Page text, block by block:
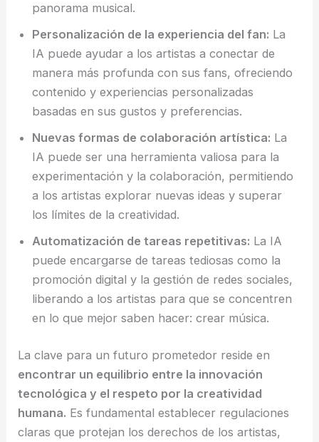
panorama musical.
Personalización de la experiencia del fan: La
IA puede ayudar a los artistas a conectar de
manera más profunda con sus fans, ofreciendo
contenido y experiencias personalizadas
basadas en sus gustos y preferencias.
Nuevas formas de colaboración artística: La
IA puede ser una herramienta valiosa para la
experimentación y la colaboración, permitiendo
a los artistas explorar nuevas ideas y superar
los límites de la creatividad.
Automatización de tareas repetitivas: La IA
puede encargarse de tareas tediosas como la
promoción digital y la gestión de redes sociales,
liberando a los artistas para que se concentren
en lo que mejor saben hacer: crear música.
La clave para un futuro prometedor reside en
encontrar un equilibrio entre la innovación
tecnológica y el respeto por la creatividad
humana. Es fundamental establecer regulaciones
claras que protejan los derechos de los artistas,